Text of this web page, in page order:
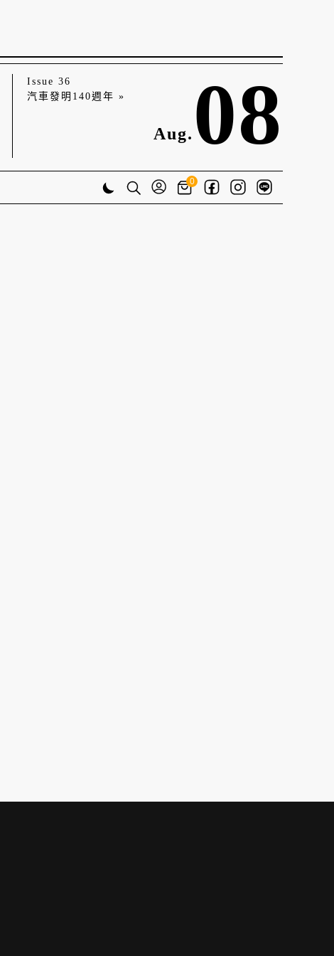
Issue 36
汽車發明140週年 »
Aug. 08
0